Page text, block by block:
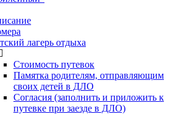
лагерь отдыха
Стоимость путевок
Памятка родителям, отправляющим
своих детей в ДЛО
Согласия (заполнить и приложить к
путевке при заезде в ДЛО)